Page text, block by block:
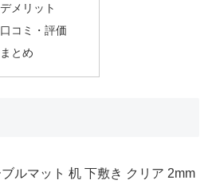
デメリット
口コミ・評価
まとめ
ルマット 机 下敷き クリア 2mm